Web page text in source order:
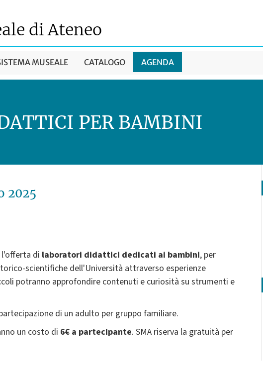
di Ateneo
MUSEALE CATALOGO AGENDA
PER BAMBINI
2025
di laboratori didattici dedicati ai bambini, per
scientifiche dell'Università attraverso esperienze
potranno approfondire contenuti e curiosità su strumenti e
di un adulto per gruppo familiare.
un costo di 6€ a partecipante. SMA riserva la gratuità per